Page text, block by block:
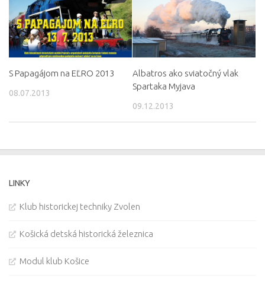
S Papagájom na EĽRO 2013
08.07.2013
Albatros ako sviatočný vlak
Spartaka Myjava
09.12.2013
LINKY
Klub historickej techniky Zvolen
Košická detská historická železnica
Modul klub Košice